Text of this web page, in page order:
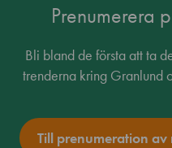
Prenumerera
Bli bland de första att ta
trenderna kring Granlund
Till prenumeration